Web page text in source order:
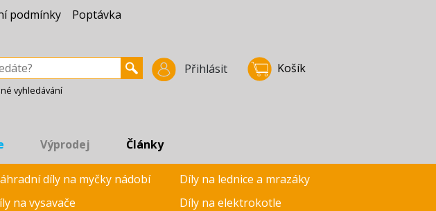
podmínky Poptávka
Přihlásit Košík
vyhledávání
Výprodej Články
díly na myčky nádobí
Díly na lednice a mrazáky
na vysavače
Díly na elektrokotle